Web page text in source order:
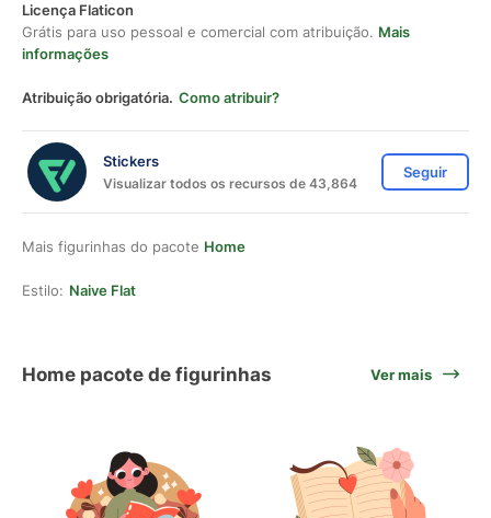
Licença Flaticon
Grátis para uso pessoal e comercial com atribuição. Mais
informações
Atribuição obrigatória. Como atribuir?
Stickers
Visualizar todos os recursos de 43,864
Seguir
Mais figurinhas do pacote Home
Estilo: Naive Flat
Home pacote de figurinhas Ver mais